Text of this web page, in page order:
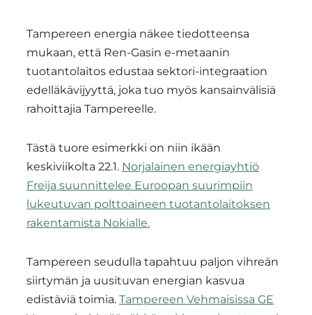
Tampereen energia näkee tiedotteensa
mukaan, että Ren-Gasin e-metaanin
tuotantolaitos edustaa sektori-integraation
edelläkävijyyttä, joka tuo myös kansainvälisiä
rahoittajia Tampereelle.
Tästä tuore esimerkki on niin ikään
keskiviikolta 22.1. Norjalainen energiayhtiö
Freija suunnittelee Euroopan suurimpiin
lukeutuvan polttoaineen tuotantolaitoksen
rakentamista Nokialle.
Tampereen seudulla tapahtuu paljon vihreän
siirtymän ja uusituvan energian kasvua
edistäviä toimia. Tampereen Vehmaisissa GE